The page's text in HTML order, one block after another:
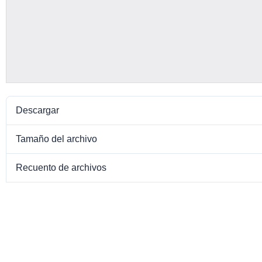
Descargar
Tamaño del archivo
Recuento de archivos